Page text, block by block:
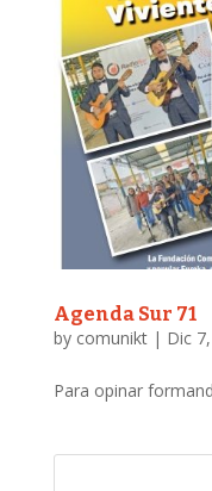
Agenda Sur 71
by comunikt| Dic
Para opinar